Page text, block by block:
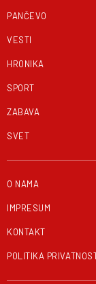
PANČEVO
VESTI
HRONIKA
SPORT
ZABAVA
SVET
O NAMA
IMPRESUM
KONTAKT
POLITIKA